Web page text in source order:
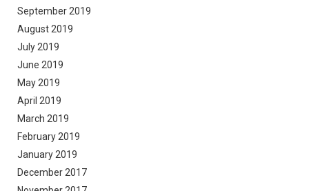
September 2019
August 2019
July 2019
June 2019
May 2019
April 2019
March 2019
February 2019
January 2019
December 2017